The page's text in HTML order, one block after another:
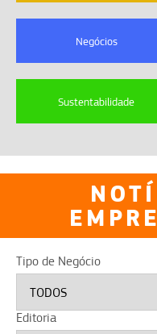
Negócios
Sustentabilidade
Tipo de Negócio
Editoria